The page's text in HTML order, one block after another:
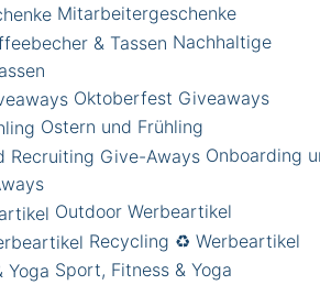
Mitarbeitergeschenke
Nachhaltige
Oktoberfest Giveaways
Ostern und Frühling
Onboarding
Outdoor Werbeartikel
Recycling ♻️ Werbeartikel
Sport, Fitness & Yoga